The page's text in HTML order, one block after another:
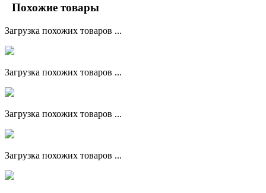
Похожие товары
Загрузка похожих товаров ...
Загрузка похожих товаров ...
Загрузка похожих товаров ...
Загрузка похожих товаров ...